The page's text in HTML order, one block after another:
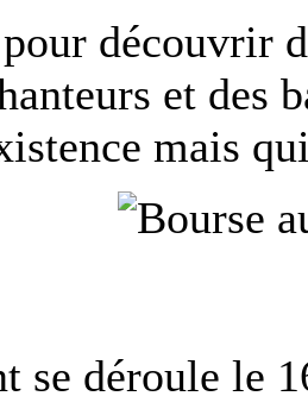
découvrir
et des
mais
se déroule le